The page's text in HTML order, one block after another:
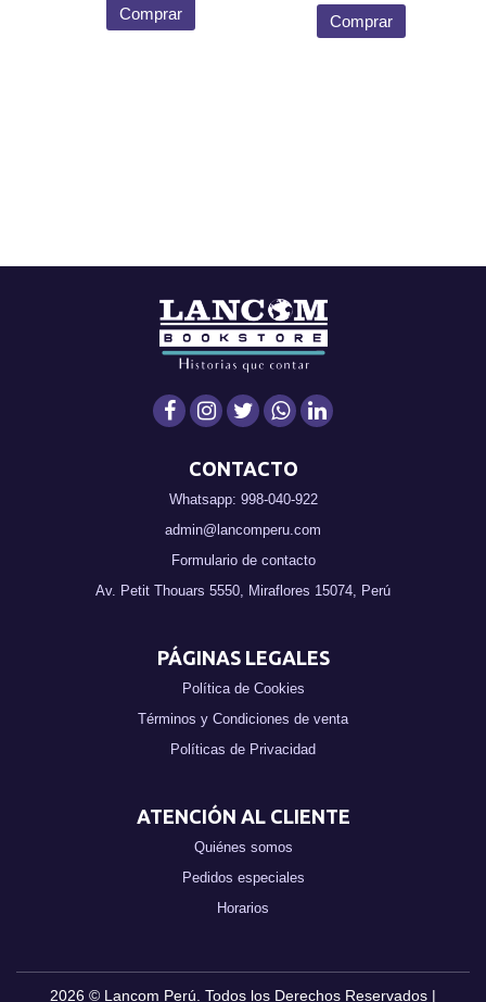
Comprar Comprar
CONTACTO
Whatsapp: 998-040-922
admin@lancomperu.com
Formulario de contacto
Av. Petit Thouars 5550, Miraflores 15074, Perú
PÁGINAS LEGALES
Política de Cookies
Términos y Condiciones de venta
Políticas de Privacidad
ATENCIÓN AL CLIENTE
Quiénes somos
Pedidos especiales
Horarios
2026 © Lancom Perú . Todos los Derechos Reservados |